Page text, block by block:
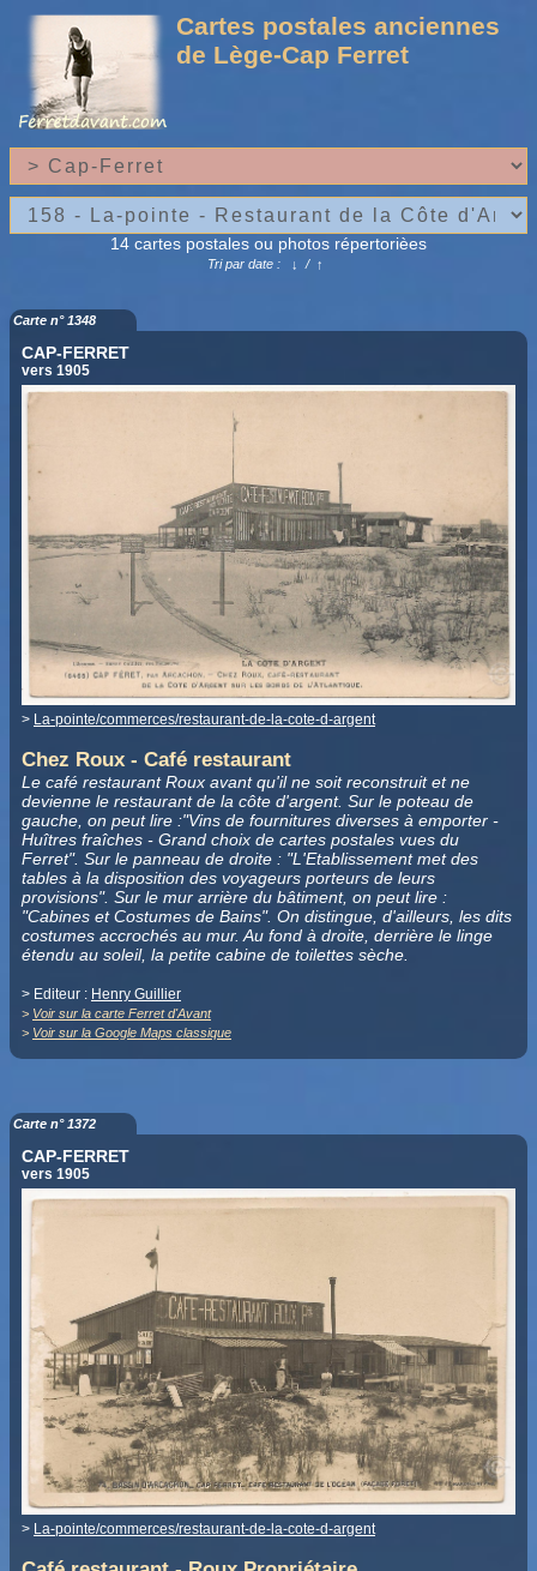
Cartes postales anciennes
de Lège-Cap Ferret
14 cartes postales ou photos répertorièes
Tri par date : ↓ /↑
Carte n° 1348
CAP-FERRET
vers 1905
> La-pointe/commerces/restaurant-de-la-cote-d-argent
Chez Roux - Café restaurant
Le café restaurant Roux avant qu'il ne soit reconstruit et ne
devienne le restaurant de la côte d'argent. Sur le poteau de
gauche, on peut lire :"Vins de fournitures diverses à emporter -
Huîtres fraîches - Grand choix de cartes postales vues du
Ferret". Sur le panneau de droite : "L'Etablissement met des
tables à la disposition des voyageurs porteurs de leurs
provisions". Sur le mur arrière du bâtiment, on peut lire :
"Cabines et Costumes de Bains". On distingue, d'ailleurs, les dits
costumes accrochés au mur. Au fond à droite, derrière le linge
étendu au soleil, la petite cabine de toilettes sèche.
> Editeur : Henry Guillier
> Voir sur la carte Ferret d'Avant
> Voir sur la Google Maps classique
Carte n° 1372
CAP-FERRET
vers 1905
> La-pointe/commerces/restaurant-de-la-cote-d-argent